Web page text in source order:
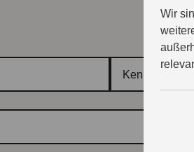
Wir
Kennzeichen